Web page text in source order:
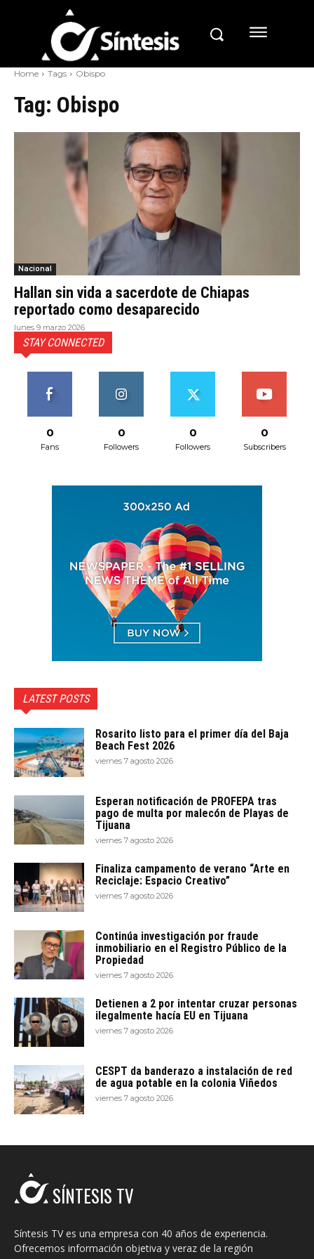
Home Tags Obispo
Tag: Obispo
Nacional
Hallan sin vida a sacerdote de Chiapas
reportado como desaparecido
lunes 9 marzo 2026
STAY CONNECTED
0
Fans
0
Followers
0
Followers
0
Subscribers
LATEST POSTS
Rosarito listo para el primer día del Baja
Beach Fest 2026
viernes 7 agosto 2026
Esperan notificación de PROFEPA tras
pago de multa por malecón de Playas de
Tijuana
viernes 7 agosto 2026
Finaliza campamento de verano “Arte en
Reciclaje: Espacio Creativo”
viernes 7 agosto 2026
Continúa investigación por fraude
inmobiliario en el Registro Público de la
Propiedad
viernes 7 agosto 2026
Detienen a 2 por intentar cruzar personas
ilegalmente hacía EU en Tijuana
viernes 7 agosto 2026
CESPT da banderazo a instalación de red
de agua potable en la colonia Viñedos
viernes 7 agosto 2026
SÍNTESIS TV
Síntesis TV es una empresa con 40 años de experiencia.
Ofrecemos información objetiva y veraz de la región